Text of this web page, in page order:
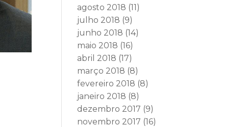
agosto 2018 (11)
julho 2018 (9)
junho 2018 (14)
maio 2018 (16)
abril 2018 (17)
março 2018 (8)
fevereiro 2018 (8)
janeiro 2018 (8)
dezembro 2017 (9)
novembro 2017 (16)